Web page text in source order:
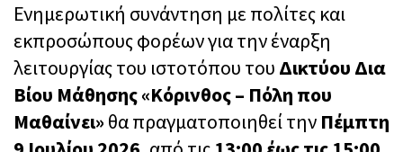
Ενημερωτική συνάντηση με πολίτες και
εκπροσώπους φορέων για την έναρξη
λειτουργίας του ιστοτόπου του Δικτύου Δια
Βίου Μάθησης «Κόρινθος – Πόλη που
Μαθαίνει» θα πραγματοποιηθεί την Πέμπτη